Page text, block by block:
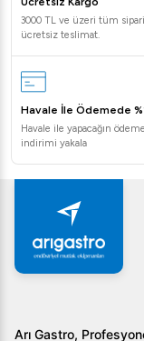
şimdi profesyonel
3000 TL ve üzeri tüm
ücretsiz teslimat.
Havale İle Ödemede
Havale ile yapacağın
indirimi yakala
Arı Gastro,